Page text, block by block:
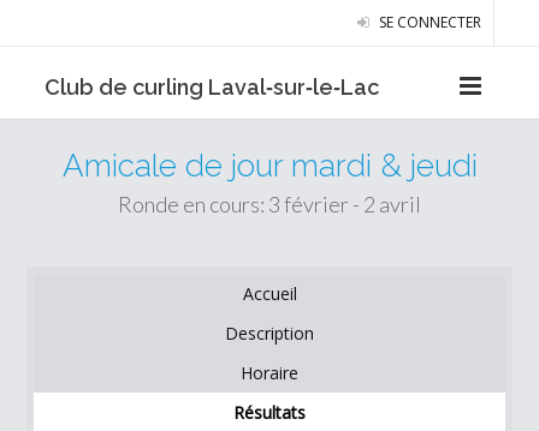
SE CONNECTER
Club de curling Laval‑sur‑le‑Lac
Amicale de jour mardi & jeudi
Ronde en cours: 3 février - 2 avril
Accueil
Description
Horaire
Résultats